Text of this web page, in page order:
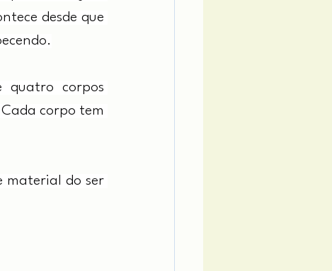
desde que
corpos
corpo tem
material do ser